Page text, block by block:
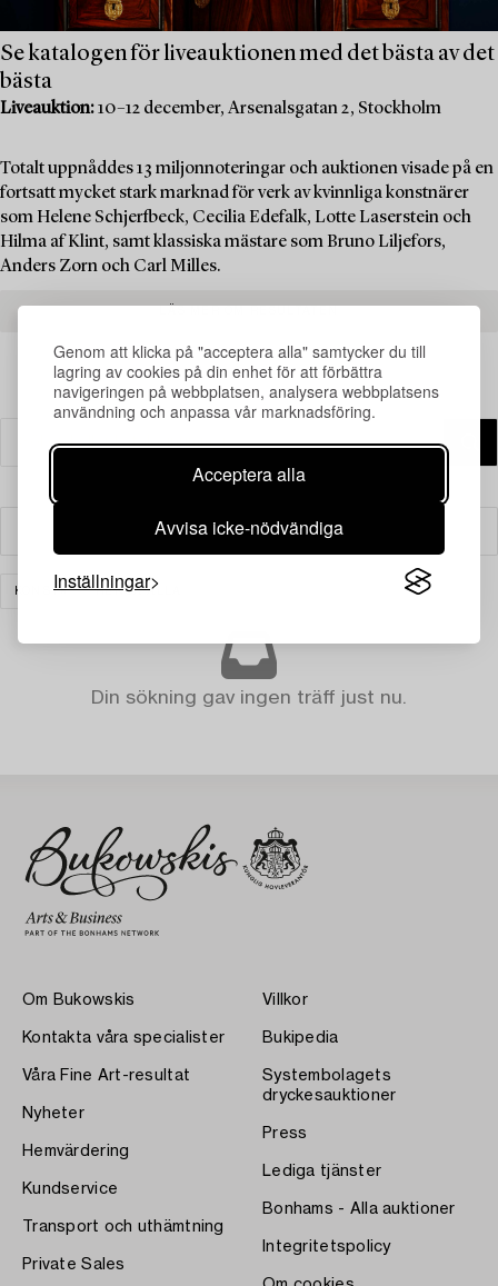
Genom att klicka på "acceptera alla" samtycker du till
lagring av cookies på din enhet för att förbättra
navigeringen på webbplatsen, analysera webbplatsens
användning och anpassa vår marknadsföring.
Acceptera alla
Avvisa icke-nödvändiga
Inställningar
Se katalogen för liveauktionen med det bästa av det
bästa
Liveauktion:10–12 december, Arsenalsgatan 2, Stockholm
Totalt uppnåddes 13 miljonnoteringar och auktionen visade på en
fortsatt mycket stark marknad för verk av kvinnliga konstnärer
som Helene Schjerfbeck, Cecilia Edefalk, Lotte Laserstein och
Hilma af Klint, samt klassiska mästare som Bruno Liljefors,
Anders Zorn och Carl Milles.
Filter
KONST RENSA ALLA
Din sökning gav ingen träff just nu.
Om Bukowskis
Kontakta våra specialister
Våra Fine Art-resultat
Nyheter
Hemvärdering
Kundservice
Transport och uthämtning
Private Sales
Villkor
Bukipedia
Systembolagets
dryckesauktioner
Press
Lediga tjänster
Bonhams - Alla auktioner
Integritetspolicy